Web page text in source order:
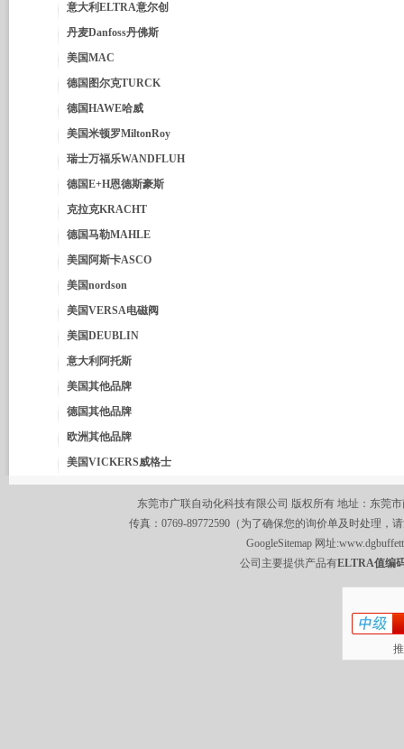
意大利ELTRA意尔创
丹麦Danfoss丹佛斯
美国MAC
德国图尔克TURCK
德国HAWE哈威
美国米顿罗MiltonRoy
瑞士万福乐WANDFLUH
德国E+H恩德斯豪斯
克拉克KRACHT
德国马勒MAHLE
美国阿斯卡ASCO
美国nordson
美国VERSA电磁阀
美国DEUBLIN
意大利阿托斯
美国其他品牌
德国其他品牌
欧洲其他品牌
美国VICKERS威格士
东莞市广联自动化科技有限公司 版权所有 地址：东莞
传真：0769-89772590（为了确保您的询价单及时处理，
GoogleSitemap 网址:
公司主要提供产品有ELTRA值编